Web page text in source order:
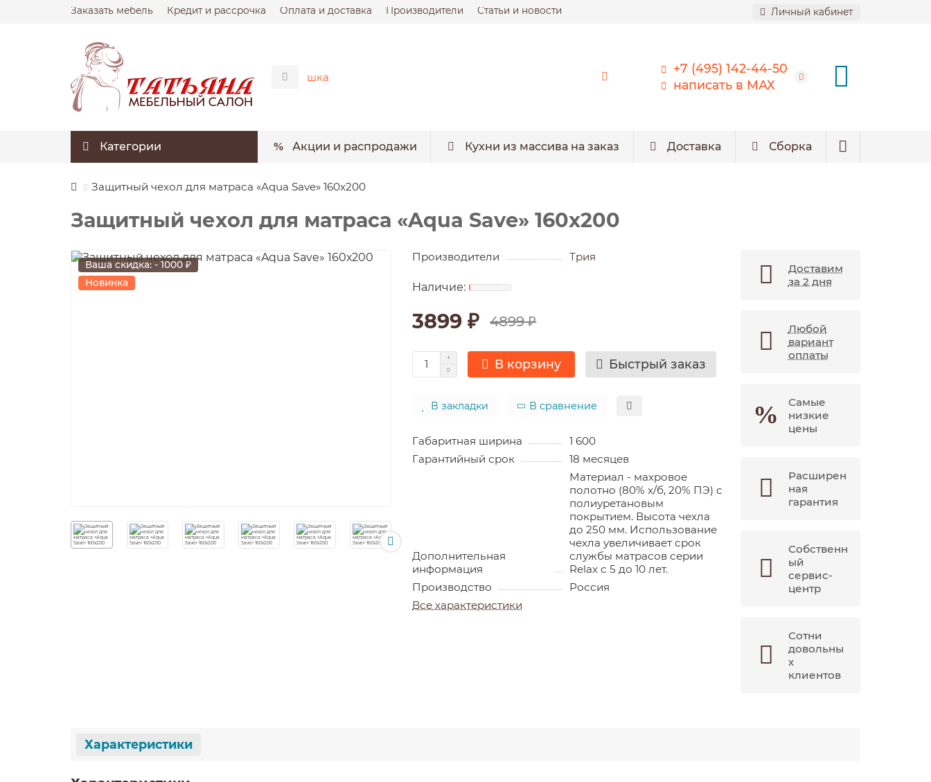
Заказать мебель Кредит и рассрочка Оплата и доставка Производители Статьи и новости Личный кабинет
+7 (495) 142-44-50
написать в МАХ
Категории Акции и распродажи Кухни из массива на заказ Доставка Сборка
Защитный чехол для матраса «Aqua Save» 160х200
Защитный чехол для матраса «Aqua Save» 160х200
Ваша скидка: - 1000 ₽
Новинка
Производители Трия
3899 ₽ 4899 ₽
В корзину Быстрый заказ
В закладки В сравнение
Габаритная ширина
1 600
Гарантийный срок
18 месяцев
Дополнительная
информация
Материал - махровое
полотно (80% х/б, 20% ПЭ) с
полиуретановым
покрытием. Высота чехла
до 250 мм. Использование
чехла увеличивает срок
службы матрасов серии
Relax с 5 до 10 лет.
Производство
Россия
Все характеристики
Доставим
за 2 дня
Любой
вариант
оплаты
Самые
низкие
цены
Расширен
ная
гарантия
Собственн
ый
сервис-
центр
Сотни
довольны
х
клиентов
Характеристики